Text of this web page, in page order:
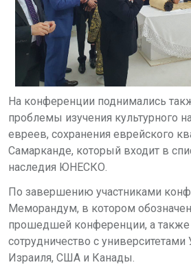
На конференции поднимались
проблемы изучения культурного
евреев, сохранения еврейского
Самарканде, который входит в
наследия ЮНЕСКО.
По завершению участниками
Меморандум, в котором
прошедшей конференции, а
сотрудничество с университетами
Израиля, США и Канады.